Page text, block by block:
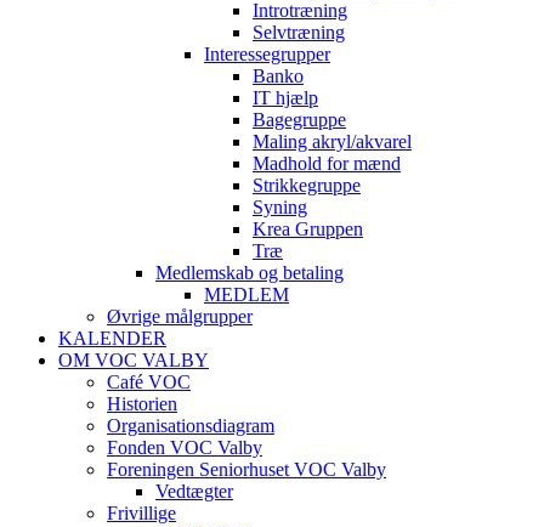
Introtræning
Selvtræning
Interessegrupper
Banko
IT hjælp
Bagegruppe
Maling akryl/akvarel
Madhold for mænd
Strikkegruppe
Syning
Krea Gruppen
Træ
Medlemskab og betaling
MEDLEM
Øvrige målgrupper
KALENDER
OM VOC VALBY
Café VOC
Historien
Organisationsdiagram
Fonden VOC Valby
Foreningen Seniorhuset VOC Valby
Vedtægter
Frivillige